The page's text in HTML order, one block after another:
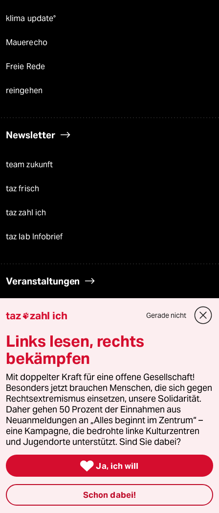
klima update°
Mauerecho
Freie Rede
reingehen
Newsletter
team zukunft
taz frisch
taz zahl ich
taz lab Infobrief
Veranstaltungen
Demnächst
Vor Ort
Live im Stream
Vergangene
taz lab 2027
Mehr taz Lesestoff
taz Blogs
taz FUTURZWEI
taz zahl ich Gerade nicht
Links lesen, rechts
bekämpfen
Mit doppelter Kraft für eine offene Gesellschaft!
Besonders jetzt brauchen Menschen, die sich gegen
Rechtsextremismus einsetzen, unsere Solidarität.
Daher gehen 50 Prozent der Einnahmen aus
Neuanmeldungen an „Alles beginnt im Zentrum“ –
eine Kampagne, die bedrohte linke Kulturzentren
und Jugendorte unterstützt. Sind Sie dabei?
 Ja, ich will
Schon dabei!